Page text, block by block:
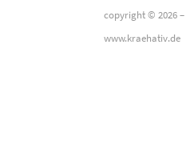
copyright © 2026 –
www.kraehativ.de